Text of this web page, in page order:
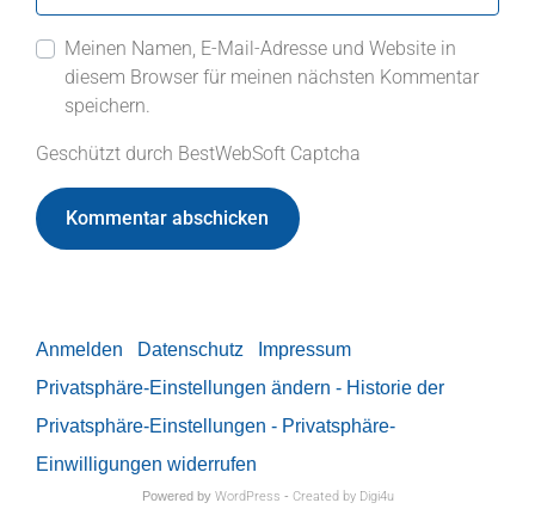
Meinen Namen, E-Mail-Adresse und Website in
diesem Browser für meinen nächsten Kommentar
speichern.
Geschützt durch BestWebSoft Captcha
Anmelden Datenschutz
Impressum
Privatsphäre-Einstellungen ändern - Historie der
Privatsphäre-Einstellungen - Privatsphäre-
Einwilligungen widerrufen
Powered by WordPress - Created by Digi4u